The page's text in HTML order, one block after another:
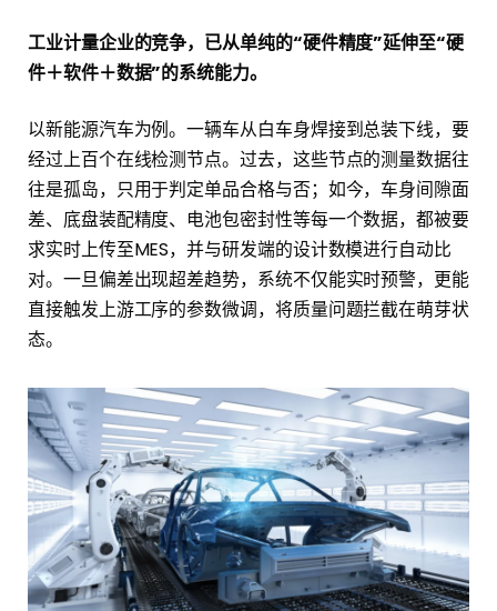
工业计量企业的竞争，已从单纯的“硬件精度”延伸至“硬
件＋软件＋数据”的系统能力。
以新能源汽车为例。一辆车从白车身焊接到总装下线，要
经过上百个在线检测节点。过去，这些节点的测量数据往
往是孤岛，只用于判定单品合格与否；如今，车身间隙面
差、底盘装配精度、电池包密封性等每一个数据，都被要
求实时上传至MES，并与研发端的设计数模进行自动比
对。一旦偏差出现超差趋势，系统不仅能实时预警，更能
直接触发上游工序的参数微调，将质量问题拦截在萌芽状
态。